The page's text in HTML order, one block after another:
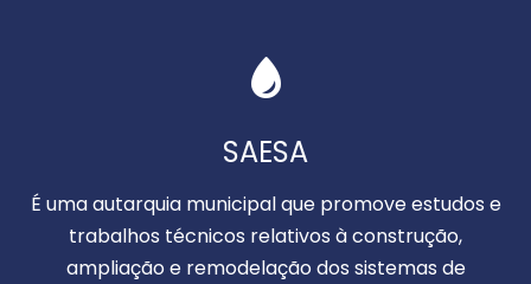
SAESA
É uma autarquia municipal que promove estudos e
trabalhos técnicos relativos à construção,
ampliação e remodelação dos sistemas de